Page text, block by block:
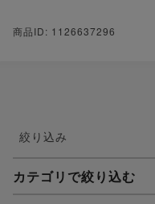
商品ID: 1126637296
絞り込み
カテゴリで絞り込む